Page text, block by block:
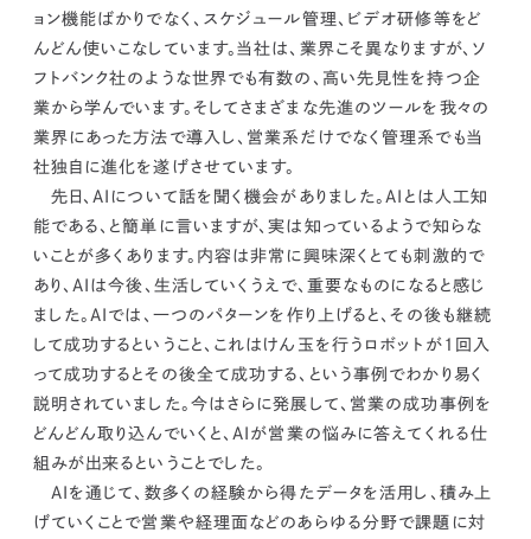
ョン機能ばかりでなく、スケジュール管理、ビデオ研修等をど
んどん使いこなしています。当社は、業界こそ異なりますが、ソ
フトバンク社のような世界でも有数の、高い先見性を持つ企
業から学んでいます。そしてさまざまな先進のツールを我々の
業界にあった方法で導入し、営業系だけでなく管理系でも当
社独自に進化を遂げさせています。
先日、AIについて話を聞く機会がありました。AIとは人工知
能である、と簡単に言いますが、実は知っているようで知らな
いことが多くあります。内容は非常に興味深くとても刺激的で
あり、AIは今後、生活していくうえで、重要なものになると感じ
ました。AIでは、 一つのパターンを作り上げると、その後も継続
して成功するということ、これはけん玉を行うロボットが1回入
って成功するとその後全て成功する、という事例でわかり易く
説明されていました。 今はさらに発展して、 営業の成功事例を
どんどん取り込んでいくと、AIが営業の悩みに答えてくれる仕
組みが出来る ということでした。
AIを通じて、数多くの経験から得たデータを活用し、積み上
げていくことで営業や経理面などのあらゆる分野で課題に対